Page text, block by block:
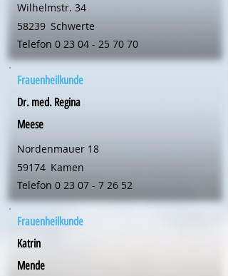
Wilhelmstr. 34
58239 Schwerte
Telefon 0 23 04 - 25 70 70
Frauenheilkunde
Dr. med. Regina
Meese
Nordenmauer 18
59174 Kamen
Telefon 0 23 07 - 7 26 52
Frauenheilkunde
Katrin
Mende